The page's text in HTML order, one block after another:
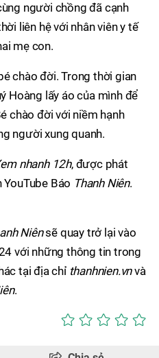
người chồng đã cạnh
liên hệ với nhân viên y tế
mẹ con.
chào đời. Trong thời gian
Hoàng lấy áo của mình để
chào đời với niềm hạnh
người xung quanh.
nhanh 12h, được phát
Báo Thanh Niên.
Niênsẽ quay trở lại vào
với những thông tin trong
tại địa chỉ thanhnien.vnvà
.